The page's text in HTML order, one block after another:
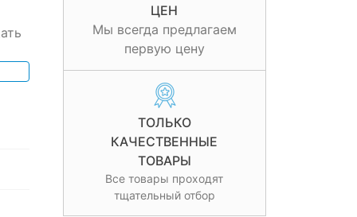
ЦЕН
Мы всегда предлагаем
первую цену
ТОЛЬКО
КАЧЕСТВЕННЫЕ
ТОВАРЫ
Все товары проходят
тщательный отбор